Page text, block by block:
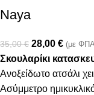
Naya
35,00€ 28,00 € (με
Σκουλαρίκι
Ανοξείδωτο ατσάλι
Ασύμμετρο